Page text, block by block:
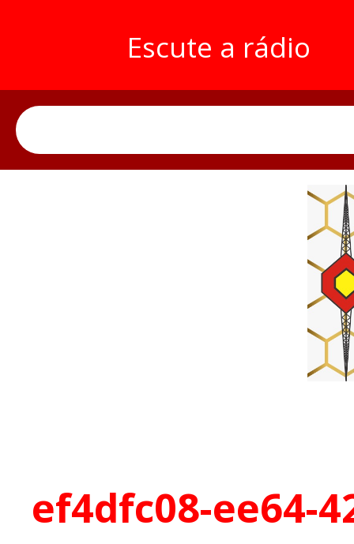
Escute a rádio
ef4dfc08-ee64-